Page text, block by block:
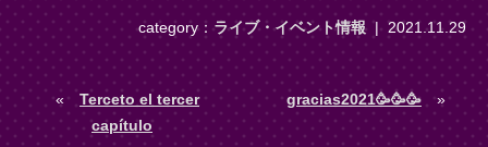
category：ライブ・イベント情報| 2021.11.29
«
Terceto el tercer
capítulo
gracias2021🥳🥳🥳 »